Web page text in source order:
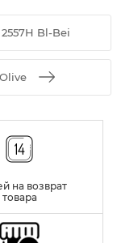
Bl-Bei
на возврат
товара